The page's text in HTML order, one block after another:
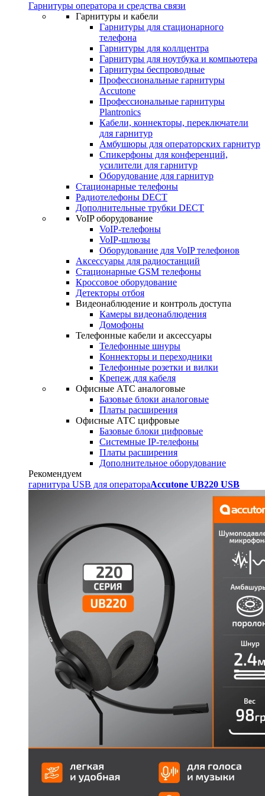
Гарнитуры оператора и средства связи
Гарнитуры и кабели
Гарнитуры для стационарного
телефона
Гарнитуры для коллцентра
Гарнитуры для ноутбука и компьютера
Гарнитуры беспроводные
Профессиональные гарнитуры
Accutone
Профессиональные гарнитуры
Plantronics
Кабели, коннекторы, переключатели
для гарнитур
Амбушюры для операторских гарнитур
Cпикерфоны для конференций,
усилители для гарнитур
Оборудование для гарнитур
Стационарные телефоны
Радиотелефоны DECT
Дополнительные трубки DECT
VoIP оборудование
VoIP-телефоны
VoIP-шлюзы
Оборудование для VoIP телефонов
Аксессуары для радиостанций
Стационарные GSM телефоны
Кроссовое оборудование
Детекторы отбоя
Видеонаблюдение и контроль доступа
Камеры видеонаблюдения
Домофоны
Телефонные кабели и аксессуары
Телефонные шнуры
Коннекторы и переходники
Телефонные розетки и вилки
Крепеж для кабеля
Офисные АТС аналоговые
Базовые блоки аналоговые
Платы расширения
Офисные АТС цифровые
Базовые блоки цифровые
Системные IP-телефоны
Платы расширения
Дополнительное оборудование
Рекомендуем
гарнитура USB для оператораAccutone UB220 USB